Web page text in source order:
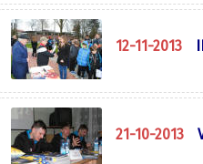
12-11-2013
21-10-2013